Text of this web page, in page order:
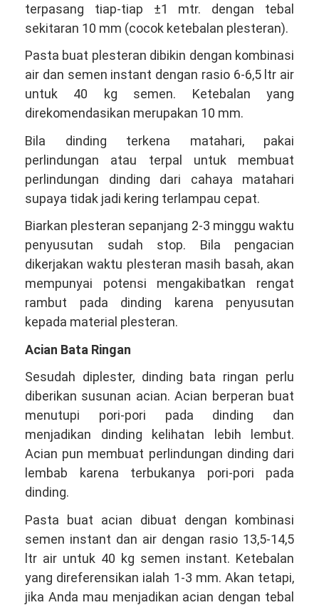
terpasang tiap-tiap ±1 mtr. dengan tebal
sekitaran 10 mm (cocok ketebalan plesteran).
Pasta buat plesteran dibikin dengan kombinasi
air dan semen instant dengan rasio 6-6,5 ltr air
untuk 40 kg semen. Ketebalan yang
direkomendasikan merupakan 10 mm.
Bila dinding terkena matahari, pakai
perlindungan atau terpal untuk membuat
perlindungan dinding dari cahaya matahari
supaya tidak jadi kering terlampau cepat.
Biarkan plesteran sepanjang 2-3 minggu waktu
penyusutan sudah stop. Bila pengacian
dikerjakan waktu plesteran masih basah, akan
mempunyai potensi mengakibatkan rengat
rambut pada dinding karena penyusutan
kepada material plesteran.
Acian Bata Ringan
Sesudah diplester, dinding bata ringan perlu
diberikan susunan acian. Acian berperan buat
menutupi pori-pori pada dinding dan
menjadikan dinding kelihatan lebih lembut.
Acian pun membuat perlindungan dinding dari
lembab karena terbukanya pori-pori pada
dinding.
Pasta buat acian dibuat dengan kombinasi
semen instant dan air dengan rasio 13,5-14,5
ltr air untuk 40 kg semen instant. Ketebalan
yang direferensikan ialah 1-3 mm. Akan tetapi,
jika Anda mau menjadikan acian dengan tebal